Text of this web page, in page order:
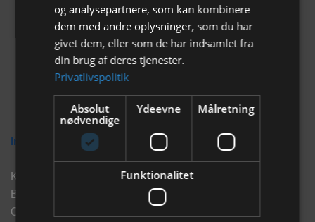
Information
Kontakt
Brand
Om os
og analysepartnere, som kan kombinere
dem med andre oplysninger, som du har
givet dem, eller som de har indsamlet fra
din brug af deres tjenester.
Privatlivspolitik
Absolut
nødvendige
Ydeevne Målretning
Funktionalitet